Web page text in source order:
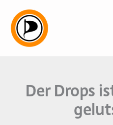
Inhalt
springen
Der Drops